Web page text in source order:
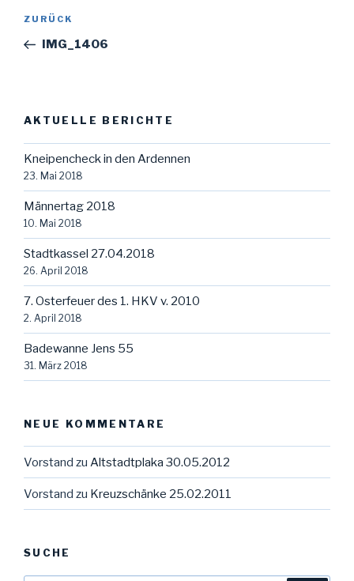
Beitragsnavigation
Vorheriger
Beitrag
ZURÜCK
IMG_1406
AKTUELLE BERICHTE
Kneipencheck in den Ardennen
23. Mai 2018
Männertag 2018
10. Mai 2018
Stadtkassel 27.04.2018
26. April 2018
7. Osterfeuer des 1. HKV v. 2010
2. April 2018
Badewanne Jens 55
31. März 2018
NEUE KOMMENTARE
Vorstand zu Altstadtplaka 30.05.2012
Vorstand zu Kreuzschänke 25.02.2011
SUCHE